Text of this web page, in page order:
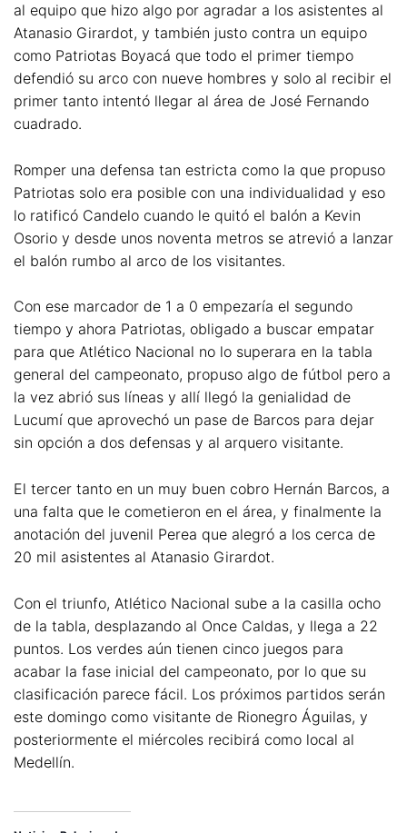
al equipo que hizo algo por agradar a los asistentes al
Atanasio Girardot, y también justo contra un equipo
como Patriotas Boyacá que todo el primer tiempo
defendió su arco con nueve hombres y solo al recibir el
primer tanto intentó llegar al área de José Fernando
cuadrado.
Romper una defensa tan estricta como la que propuso
Patriotas solo era posible con una individualidad y eso
lo ratificó Candelo cuando le quitó el balón a Kevin
Osorio y desde unos noventa metros se atrevió a lanzar
el balón rumbo al arco de los visitantes.
Con ese marcador de 1 a 0 empezaría el segundo
tiempo y ahora Patriotas, obligado a buscar empatar
para que Atlético Nacional no lo superara en la tabla
general del campeonato, propuso algo de fútbol pero a
la vez abrió sus líneas y allí llegó la genialidad de
Lucumí que aprovechó un pase de Barcos para dejar
sin opción a dos defensas y al arquero visitante.
El tercer tanto en un muy buen cobro Hernán Barcos, a
una falta que le cometieron en el área, y finalmente la
anotación del juvenil Perea que alegró a los cerca de
20 mil asistentes al Atanasio Girardot.
Con el triunfo, Atlético Nacional sube a la casilla ocho
de la tabla, desplazando al Once Caldas, y llega a 22
puntos. Los verdes aún tienen cinco juegos para
acabar la fase inicial del campeonato, por lo que su
clasificación parece fácil. Los próximos partidos serán
este domingo como visitante de Rionegro Águilas, y
posteriormente el miércoles recibirá como local al
Medellín.